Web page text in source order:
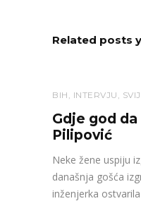
Related posts
BIH INTERVJU
Gdje god
Pilipović
Neke žene uspiju
današnja gošća
inženjerka